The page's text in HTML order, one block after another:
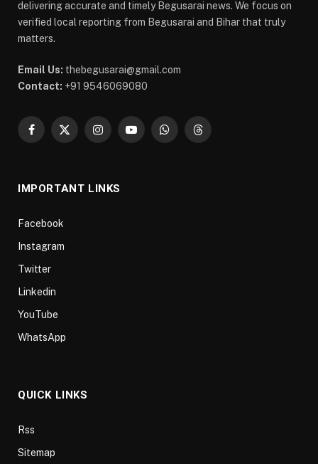
delivering accurate and timely Begusarai news. We focus on
verified local reporting from Begusarai and Bihar that truly
matters.
Email Us: thebegusarai@gmail.com
Contact: +91 9546069080
Facebook
X
InstagramYouTubeWhatsAppThreads
IMPORTANT LINKS
Facebook
Instagram
Twitter
Linkedin
YouTube
WhatsApp
QUICK LINKS
Rss
Sitemap